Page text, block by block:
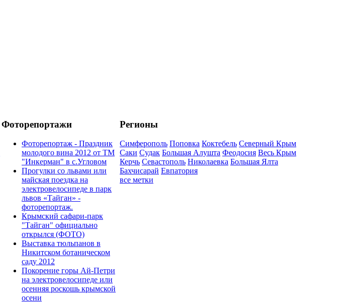
Фоторепортажи
Фоторепортаж - Праздник
молодого вина 2012 от ТМ
"Инкерман" в с.Угловом
Прогулки cо львами или
майская поездка на
электровелосипеде в парк
львов «Тайган» -
фоторепортаж.
Крымский сафари-парк
"Тайган" официально
открылся (ФОТО)
Выставка тюльпанов в
Никитском ботаническом
саду 2012
Покорение горы Ай-Петри
на электровелосипеде или
осенняя роскошь крымской
осени
Регионы
Симферополь Поповка Коктебель Северный Крым
Саки Судак Большая Алушта Феодосия Весь Крым
Керчь Севастополь Николаевка Большая Ялта
Бахчисарай Евпатория
все метки